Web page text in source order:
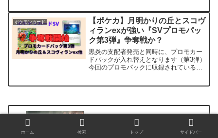
に買えるようになっているかと思います
が、とはいってもポ...
ポケモンカード
【ポケカ】月明かりの丘とスコヴ
ィランexが強い『SVプロモパッ
ク第3弾』争奪戦か？
黒炎の支配者発売と同時に、プロモカー
ドパックが入れ替えとなります（第3弾）
今回のプロモパックに収録されているプ
【MTG】食肉鉤虐殺事件が禁止後高騰し
たカードは？黒絡みと白かな？
ホーム 検索 トップ サイドバー